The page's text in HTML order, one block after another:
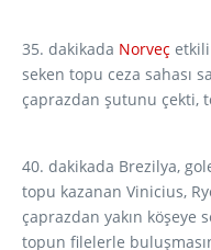
35. dakikada Norveç
seken topu ceza sahası
çaprazdan şutunu çekti,
40. dakikada Brezilya,
topu kazanan Vinicius,
çaprazdan yakın köşeye
topun filelerle